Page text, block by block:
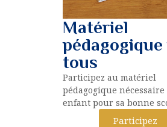
Matériel
tous
Participez au matériel
pédagogique
enfant pour sa bonne
Participez